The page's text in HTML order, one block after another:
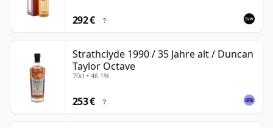
292 € ?
Strathclyde 1990 / 35 Jahre alt / Duncan
Taylor Octave
70cl • 46.1%
253 € ?